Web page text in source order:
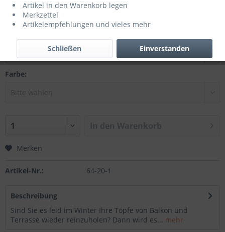
inkl. MwSt.zzgl. Versandkosten
Farbe:
Merken
Artikel-Nr.: 64-20-1
Beschreibung
Sind Sie es leid im Winter Ihre Töpfe von Balkon und
Terrasse wieder reinzuholen? Dann wird es... mehr
Artikel in den Warenkorb legen
Merkzettel
Artikelempfehlungen und vieles mehr
Einverstanden
Schließen